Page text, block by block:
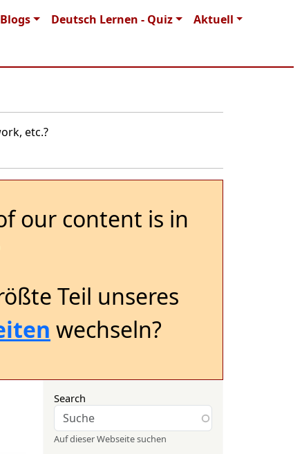
Blogs Deutsch Lernen - Quiz
Aktuell
etc.?
our content is in
Teil unseres
wechseln?
Search
Auf dieser Webseite suchen